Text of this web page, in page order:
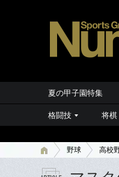
夏の甲子園特集
格闘技 将棋
野球 高校